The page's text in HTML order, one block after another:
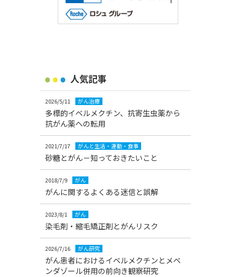
人気記事
2026/5/11 がん治療
多標的イベルメクチン、抗寄生虫薬から
抗がん薬への転用
2021/7/17 がんと生活・運動・食事
砂糖とがん－知っておきたいこと
2018/7/9 がん
がんに関するよくある迷信と誤解
2023/8/1 がん
染毛剤・縮毛矯正剤とがんリスク
2026/7/16 がん研究
がん患者におけるイベルメクチンとメベ
ンダゾール併用の前向き観察研究